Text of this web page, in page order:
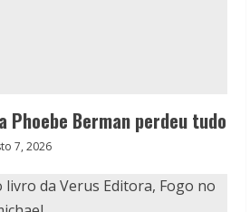
Phoebe Berman perdeu tudo
7, 2026